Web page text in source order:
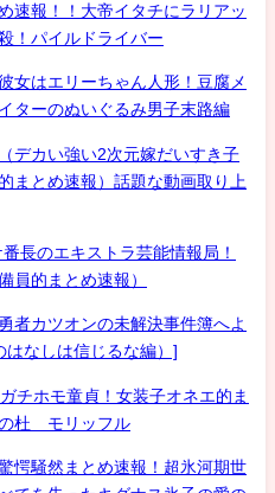
速報！！大帝イタチにラリアッ
！パイルドライバー
はエリーちゃん人形！豆腐メ
ターのぬいぐるみ男子末路編
デカい強い2次元嫁だいすき子
まとめ速報）話題な動画取り上
長のエキストラ芸能情報局！
員的まとめ速報）
者カツオンの未解決事件簿へよ
はなしは信じるな編）]
ホモ童貞！女装子オネエ的ま
の杜 モリッフル
愕騒然まとめ速報！超氷河期世